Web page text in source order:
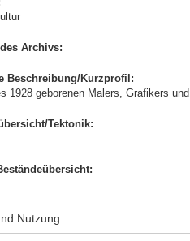
Archivs:
Beschreibung/Kurzprofil:
1928 geborenen Malers, Grafikers
Tektonik:
Nutzung